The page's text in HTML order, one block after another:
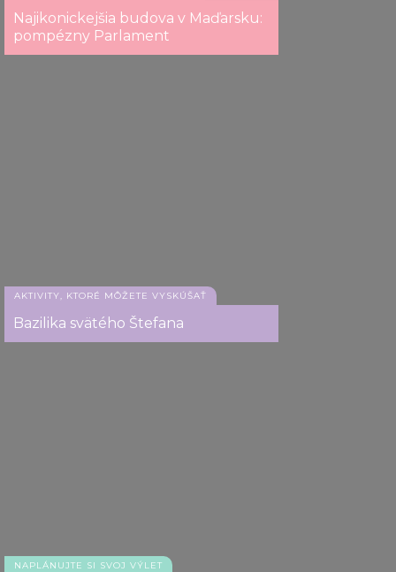
Najikonickejšia budova v Maďarsku:
pompézny Parlament
AKTIVITY, KTORÉ MÔŽETE VYSKÚŠAŤ
Bazilika svätého Štefana
NAPLÁNUJTE SI SVOJ VÝLET